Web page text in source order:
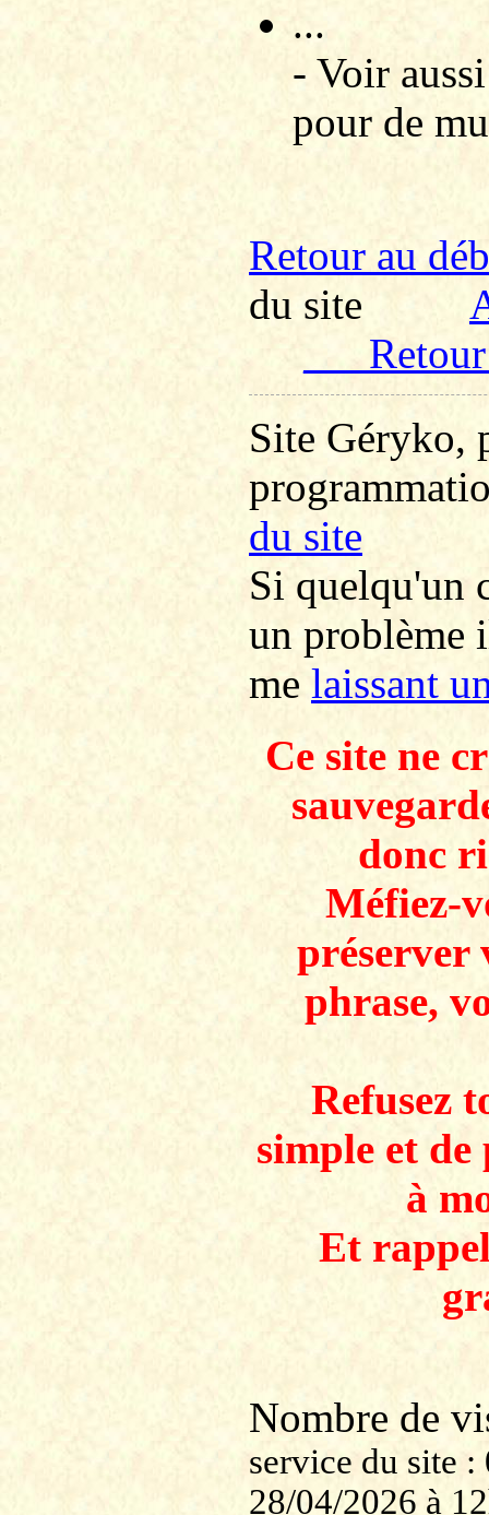
...
- Voir
pour de
Retour au
du site
___R
Site Géryko,
du site
Si quelqu'un
un problème
me laissant
Ce site ne
donc
Méfiez-
préserver
phrase,
Refusez
simple et
à
Et
Nombre de
service du site
28/04/2026 à